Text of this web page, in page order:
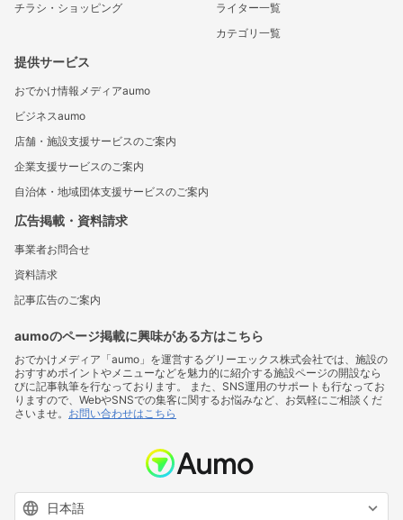
チラシ・ショッピング
ライター一覧
カテゴリ一覧
提供サービス
おでかけ情報メディアaumo
ビジネスaumo
店舗・施設支援サービスのご案内
企業支援サービスのご案内
自治体・地域団体支援サービスのご案内
広告掲載・資料請求
事業者お問合せ
資料請求
記事広告のご案内
aumoのページ掲載に興味がある方はこちら
おでかけメディア「aumo」を運営するグリーエックス株式会社では、施設の
おすすめポイントやメニューなどを魅力的に紹介する施設ページの開設なら
びに記事執筆を行なっております。 また、SNS運用のサポートも行なってお
りますので、WebやSNSでの集客に関するお悩みなど、お気軽にご相談くだ
さいませ。 お問い合わせはこちら